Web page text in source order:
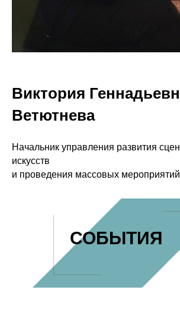
Виктория
Ветютнева
Начальник управления развития
искусств
и проведения массовых мероприятий
СОБЫТИЯ